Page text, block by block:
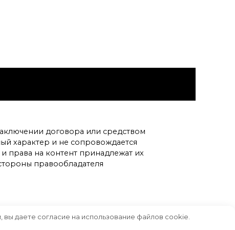
договора или средством
характер и не сопровождается
права на контент принадлежат их
правообладателя
даете согласие на использование файлов cookie.